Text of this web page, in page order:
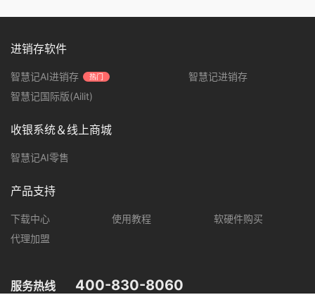
服务热线 400-830-8060
进销存软件
智慧记AI进销存 热门
智慧记进销存
智慧记国际版(Ailit)
收银系统＆线上商城
智慧记AI零售
产品支持
下载中心 使用教程
软硬件购买
代理加盟